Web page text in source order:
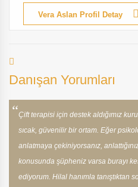
Vera Aslan Profil Detay
Danışan Yorumları
Çift terapisi için destek aldığımız
sıcak, güvenilir bir ortam. Eğer
anlatmaya çekiniyorsanız,
konusunda şüpheniz varsa burayı
ediyorum. Hilal hanımla tanıştıktan